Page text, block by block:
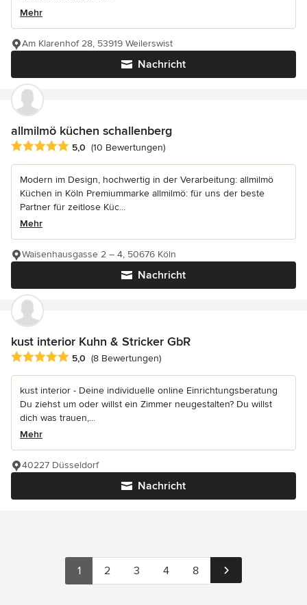
Mehr
Nachricht
Am Klarenhof 28, 53919 Weilerswist
allmilmö küchen schallenberg
Durchschnittliche Bewertung: 5 von 5 Sternen
5,0 (10 Bewertungen)
Modern im Design, hochwertig in der Verarbeitung: allmilmö
Küchen in Köln Premiummarke allmilmö: für uns der beste
Partner für zeitlose Küc...
Mehr
Nachricht
Waisenhausgasse 2 – 4, 50676 Köln
kust interior Kuhn & Stricker GbR
Durchschnittliche Bewertung: 5 von 5 Sternen
5,0 (8 Bewertungen)
kust interior - Deine individuelle online Einrichtungsberatung
Du ziehst um oder willst ein Zimmer neugestalten? Du willst
dich was trauen,...
Mehr
Nachricht
40227 Düsseldorf
1 2 3 4 8